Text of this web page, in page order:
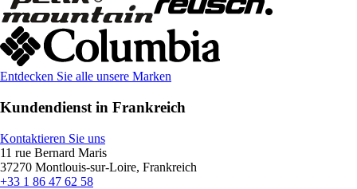
Entdecken Sie alle unsere Marken
Kundendienst in Frankreich
Kontaktieren Sie uns
11 rue Bernard Maris
37270 Montlouis-sur-Loire, Frankreich
+33 1 86 47 62 58